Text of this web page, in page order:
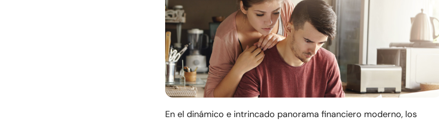
En el dinámico e intrincado panorama financiero moderno, los